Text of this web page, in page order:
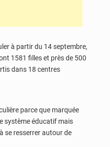
à partir du 14 septembre,
1581 filles et près de 500
dans 18 centres
parce que marquée
système éducatif mais
se resserrer autour de